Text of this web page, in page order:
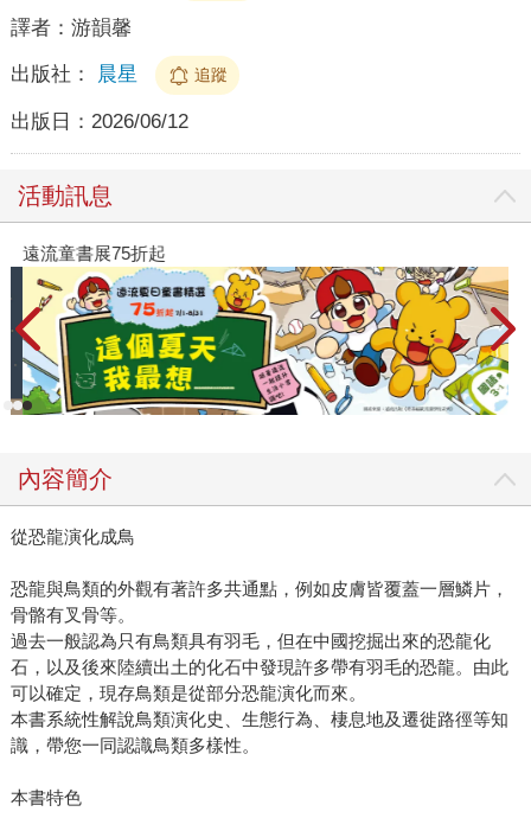
譯者： 游韻馨
出版社： 晨星 追蹤
出版日： 2026/06/12
活動訊息
遠流童書展75折起
內容簡介
從恐龍演化成鳥
恐龍與鳥類的外觀有著許多共通點，例如皮膚皆覆蓋一層鱗片，
骨骼有叉骨等。
過去一般認為只有鳥類具有羽毛，但在中國挖掘出來的恐龍化
石，以及後來陸續出土的化石中發現許多帶有羽毛的恐龍。由此
可以確定，現存鳥類是從部分恐龍演化而來。
本書系統性解說鳥類演化史、生態行為、棲息地及遷徙路徑等知
識，帶您一同認識鳥類多樣性。
本書特色